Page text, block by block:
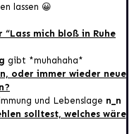
lassen 😀
“Lass mich bloß in Ruhe
gibt *muhahaha*
oder immer wieder neue
und Lebenslage n_n
solltest, welches wäre